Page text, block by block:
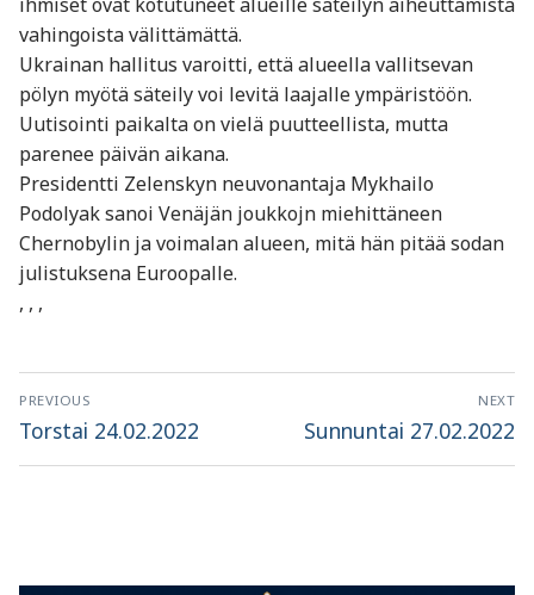
vahingoista välittämättä.
Ukrainan hallitus varoitti, että alueella vallitsevan
pölyn myötä säteily voi levitä laajalle ympäristöön.
Uutisointi paikalta on vielä puutteellista, mutta
parenee päivän aikana.
Presidentti Zelenskyn neuvonantaja Mykhailo
Podolyak sanoi Venäjän joukkojn miehittäneen
Chernobylin ja voimalan alueen, mitä hän pitää sodan
julistuksena Euroopalle.
, , ,
Artikkelien
selaus
PREVIOUS
Previous
Torstai 24.02.2022
NEXT
Next
Sunnuntai 27.02.2022